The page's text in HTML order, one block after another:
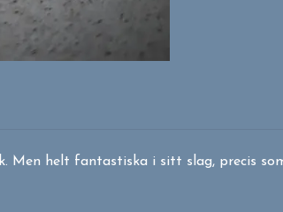
Men helt fantastiska i sitt slag, precis